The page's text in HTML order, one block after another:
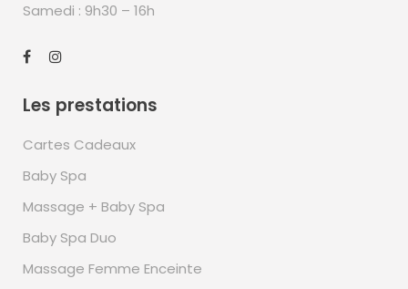
Samedi : 9h30 – 16h
Les prestations
Cartes Cadeaux
Baby Spa
Massage + Baby Spa
Baby Spa Duo
Massage Femme Enceinte